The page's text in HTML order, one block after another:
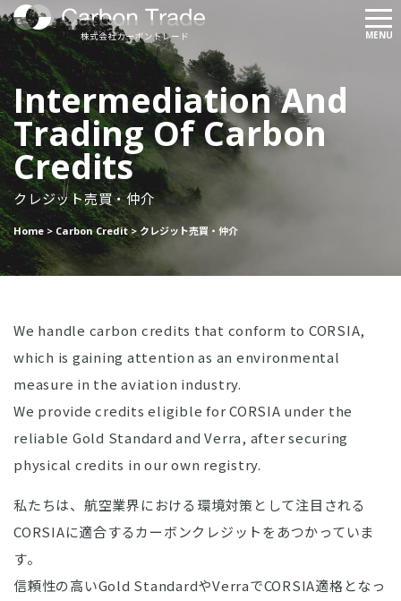
Intermediation And
Trading Of Carbon
Credits
クレジット売買・仲介
Home > Carbon Credit>クレジット売買・仲介
We handle carbon credits that conform to CORSIA,
which is gaining attention as an environmental
measure in the aviation industry.
We provide credits eligible for CORSIA under the
reliable Gold Standard and Verra, after securing
physical credits in our own registry.
私たちは、航空業界における環境対策として注目される
CORSIAに適合するカーボンクレジットをあつかっていま
す。
信頼性の高いGold StandardやVerraでCORSIA適格となっ
メ
MENU